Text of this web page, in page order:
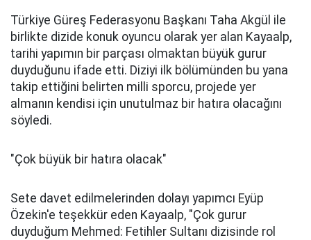
Türkiye Güreş Federasyonu Başkanı Taha Akgül ile
birlikte dizide konuk oyuncu olarak yer alan Kayaalp,
tarihi yapımın bir parçası olmaktan büyük gurur
duyduğunu ifade etti. Diziyi ilk bölümünden bu yana
takip ettiğini belirten milli sporcu, projede yer
almanın kendisi için unutulmaz bir hatıra olacağını
söyledi.
"Çok büyük bir hatıra olacak"
Sete davet edilmelerinden dolayı yapımcı Eyüp
Özekin'e teşekkür eden Kayaalp, "Çok gurur
duyduğum Mehmed: Fetihler Sultanı dizisinde rol